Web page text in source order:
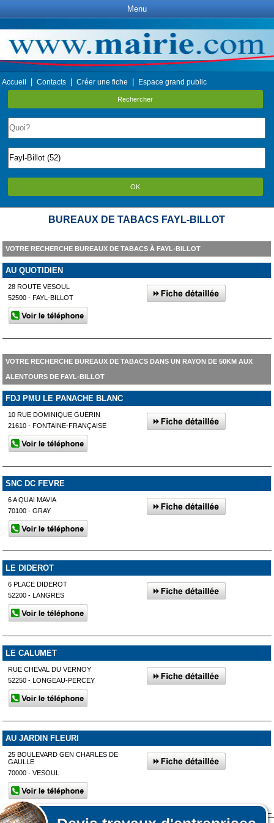
Menu
Accueil Contacts Créer une fiche Espace grand public
Rechercher
OK
BUREAUX DE TABACS FAYL-BILLOT
VOTRE RECHERCHE BUREAUX DE TABACS À FAYL-BILLOT
AU QUOTIDIEN
28 ROUTE VESOUL
52500 - FAYL-BILLOT
VOTRE RECHERCHE BUREAUX DE TABACS DANS UN RAYON DE 50KM AUX
ALENTOURS DE FAYL-BILLOT
FDJ PMU LE PANACHE BLANC
10 RUE DOMINIQUE GUERIN
21610 - FONTAINE-FRANÇAISE
SNC DC FEVRE
6 A QUAI MAVIA
70100 - GRAY
LE DIDEROT
6 PLACE DIDEROT
52200 - LANGRES
LE CALUMET
RUE CHEVAL DU VERNOY
52250 - LONGEAU-PERCEY
AU JARDIN FLEURI
25 BOULEVARD GEN CHARLES DE
GAULLE
70000 - VESOUL